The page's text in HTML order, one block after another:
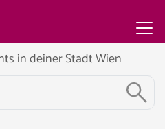
in deiner Stadt Wien